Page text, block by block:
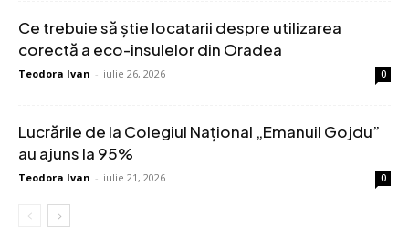
Ce trebuie să știe locatarii despre utilizarea
corectă a eco-insulelor din Oradea
Teodora Ivan - iulie 26, 2026 0
Lucrările de la Colegiul Național „Emanuil Gojdu”
au ajuns la 95%
Teodora Ivan - iulie 21, 2026 0